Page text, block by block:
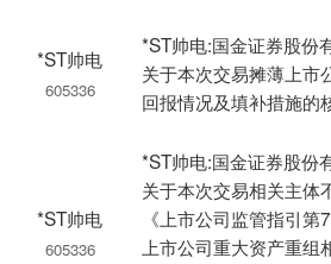
*ST帅电
605336
*ST帅电:国金证券股份
关于本次交易摊薄上市
回报情况及填补措施的
*ST帅电
605336
*ST帅电:国金证券股份
关于本次交易相关主体
《上市公司监管指引
上市公司重大资产重组